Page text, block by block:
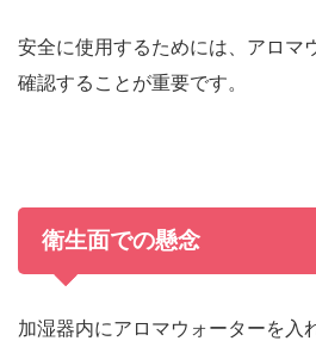
安全に使用するためには、アロマ
確認することが重要です。
衛生面での懸念
加湿器内にアロマウォーターを入